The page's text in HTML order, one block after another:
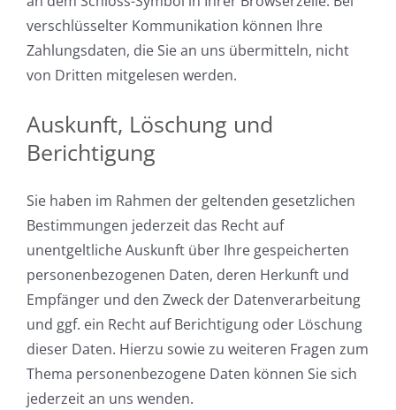
verschlüsselter Kommunikation können Ihre
Zahlungsdaten, die Sie an uns übermitteln, nicht
von Dritten mitgelesen werden.
Auskunft, Löschung und
Berichtigung
Sie haben im Rahmen der geltenden gesetzlichen
Bestimmungen jederzeit das Recht auf
unentgeltliche Auskunft über Ihre gespeicherten
personenbezogenen Daten, deren Herkunft und
Empfänger und den Zweck der Datenverarbeitung
und ggf. ein Recht auf Berichtigung oder Löschung
dieser Daten. Hierzu sowie zu weiteren Fragen zum
Thema personenbezogene Daten können Sie sich
jederzeit an uns wenden.